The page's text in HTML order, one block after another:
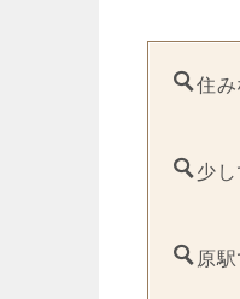
住
少
原